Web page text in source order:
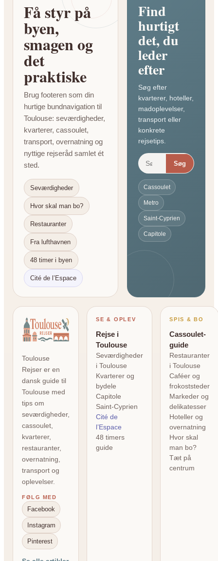
Få styr på
byen,
smagen og
det
praktiske
Brug footeren som din
hurtige bundnavigation til
Toulouse: seværdigheder,
kvarterer, cassoulet,
transport, overnatning og
nyttige rejseråd samlet ét
sted.
Seværdigheder
Hvor skal man bo?
Restauranter
Fra lufthavnen
48 timer i byen
Cité de l’Espace
Find
hurtigt
det, du
leder
efter
Søg efter
kvarterer, hoteller,
madoplevelser,
transport eller
konkrete
rejsetips.
Søg
Cassoulet
Metro
Saint-Cyprien
Capitole
Toulouse
Rejser er en
dansk guide til
Toulouse med
tips om
seværdigheder,
cassoulet,
kvarterer,
restauranter,
overnatning,
transport og
oplevelser.
FØLG MED
Facebook
Instagram
Pinterest
SE & OPLEV
Rejse i
Toulouse
Seværdigheder
i Toulouse
Kvarterer og
bydele
Capitole
Saint-Cyprien
Cité de
l’Espace
48 timers
guide
SPIS & BO
Cassoulet-
guide
Restauranter
i Toulouse
Caféer og
frokoststeder
Markeder og
delikatesser
Hoteller og
overnatning
Hvor skal
man bo?
Tæt på
centrum